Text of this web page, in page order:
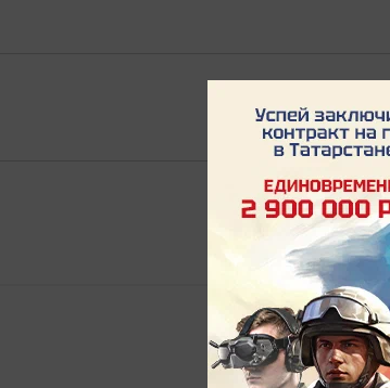
Авторизоваться